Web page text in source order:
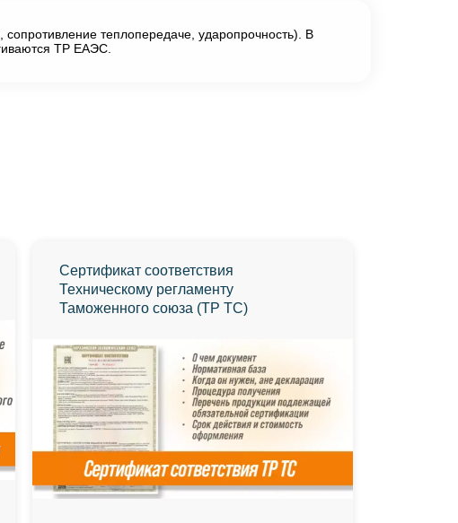
теплопередаче, ударопрочность). В
ТР ЕАЭС.
Сертификат соответствия
Техническому регламенту
Таможенного союза (ТР ТС)